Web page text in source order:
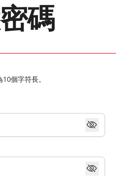
碼
個字符長。